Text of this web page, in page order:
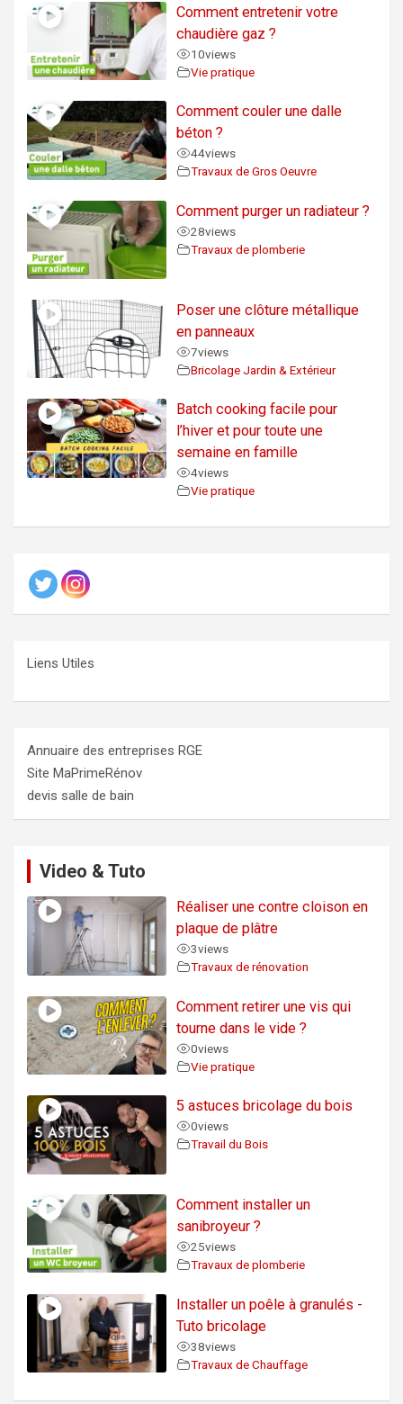
Comment entretenir votre
chaudière gaz ?
10views
Vie pratique
Comment couler une dalle
béton ?
44views
Travaux de Gros Oeuvre
Comment purger un radiateur ?
28views
Travaux de plomberie
Poser une clôture métallique
en panneaux
7views
Bricolage Jardin & Extérieur
Batch cooking facile pour
l’hiver et pour toute une
semaine en famille
4views
Vie pratique
Liens Utiles
Annuaire des entreprises RGE
Site MaPrimeRénov
devis salle de bain
Video & Tuto
Réaliser une contre cloison en
plaque de plâtre
3views
Travaux de rénovation
Comment retirer une vis qui
tourne dans le vide ?
0views
Vie pratique
5 astuces bricolage du bois
0views
Travail du Bois
Comment installer un
sanibroyeur ?
25views
Travaux de plomberie
Installer un poêle à granulés -
Tuto bricolage
38views
Travaux de Chauffage